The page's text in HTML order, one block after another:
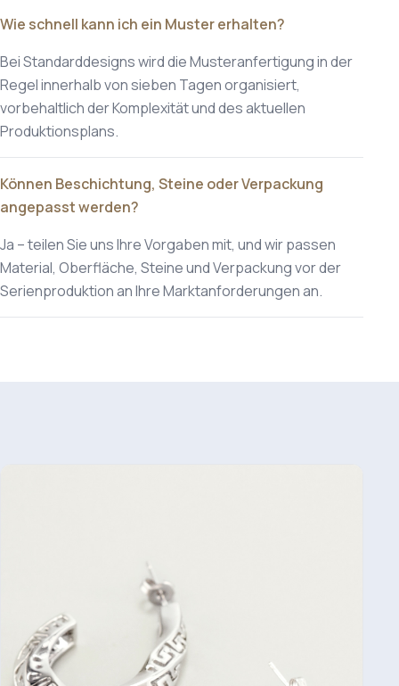
Wie schnell kann ich ein Muster erhalten?
Bei Standarddesigns wird die Musteranfertigung in der
Regel innerhalb von sieben Tagen organisiert,
vorbehaltlich der Komplexität und des aktuellen
Produktionsplans.
Können Beschichtung, Steine oder Verpackung
angepasst werden?
Ja – teilen Sie uns Ihre Vorgaben mit, und wir passen
Material, Oberfläche, Steine und Verpackung vor der
Serienproduktion an Ihre Marktanforderungen an.